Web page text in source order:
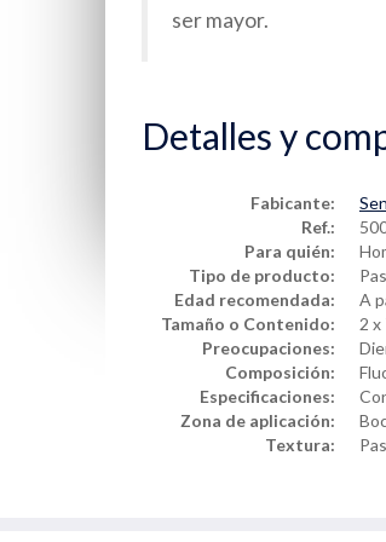
ser mayor.
Detalles y
Fabicante:
Ref.:
Para quién:
Tipo de producto:
Edad recomendada:
A
Tamaño o Contenido:
2 x
Preocupaciones:
Composición:
Especificaciones:
Zona de aplicación:
Textura: